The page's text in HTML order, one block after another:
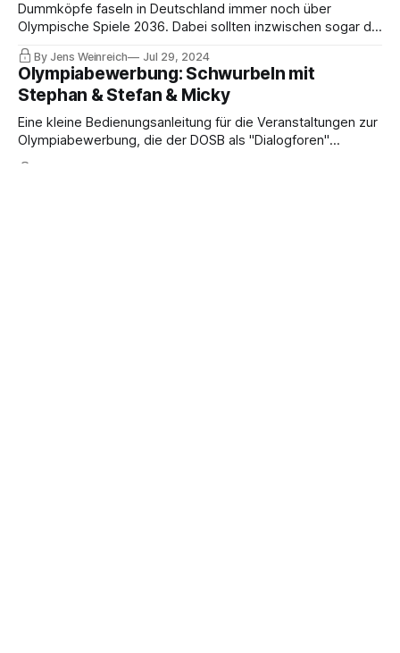
Dummköpfe faseln in Deutschland immer noch über
Olympische Spiele 2036. Dabei sollten inzwischen sogar die
hilflos irrlichternden DOSB-Leute begriffen haben, dass das
völlig intransparente IOC-Verfahren für 2036 fast auf der
Zielgeraden ist. Bereits im Frühjahr 2025 könnte es
entschieden sein.
By Jens Weinreich Jul 29, 2024
Olympiabewerbung: Schwurbeln mit
Stephan & Stefan & Micky
Eine kleine Bedienungsanleitung für die Veranstaltungen zur
Olympiabewerbung, die der DOSB als "Dialogforen"
bezeichnet. "Dialog" ist so ein Buzzword, verkauft sich gut,